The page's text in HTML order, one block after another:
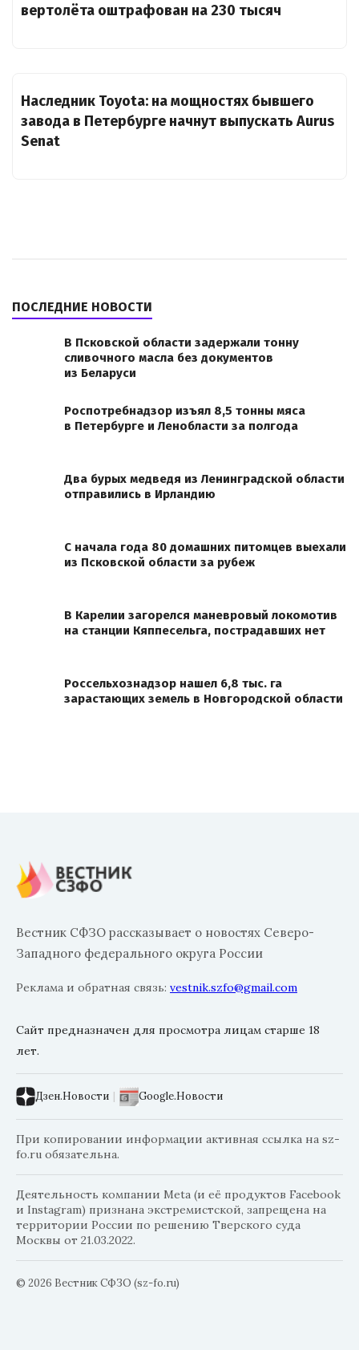
вертолёта оштрафован на 230 тысяч
Наследник Toyota: на мощностях бывшего
завода в Петербурге начнут выпускать Aurus
Senat
ПОСЛЕДНИЕ НОВОСТИ
В Псковской области задержали тонну
сливочного масла без документов
из Беларуси
Роспотребнадзор изъял 8,5 тонны мяса
в Петербурге и Ленобласти за полгода
Два бурых медведя из Ленинградской области
отправились в Ирландию
С начала года 80 домашних питомцев выехали
из Псковской области за рубеж
В Карелии загорелся маневровый локомотив
на станции Кяппесельга, пострадавших нет
Россельхознадзор нашел 6,8 тыс. га
зарастающих земель в Новгородской области
Вестник СФЗО рассказывает о новостях Северо-
Западного федерального округа России
Реклама и обратная связь: vestnik.szfo@gmail.com
Сайт предназначен для просмотра лицам старше 18
лет.
Дзен.Новости | Google.Новости
При копировании информации активная ссылка на sz-
fo.ru обязательна.
Деятельность компании Meta (и её продуктов Facebook
и Instagram) признана экстремистской, запрещена на
территории России по решению Тверского суда
Москвы от 21.03.2022.
© 2026 Вестник СФЗО (sz-fo.ru)